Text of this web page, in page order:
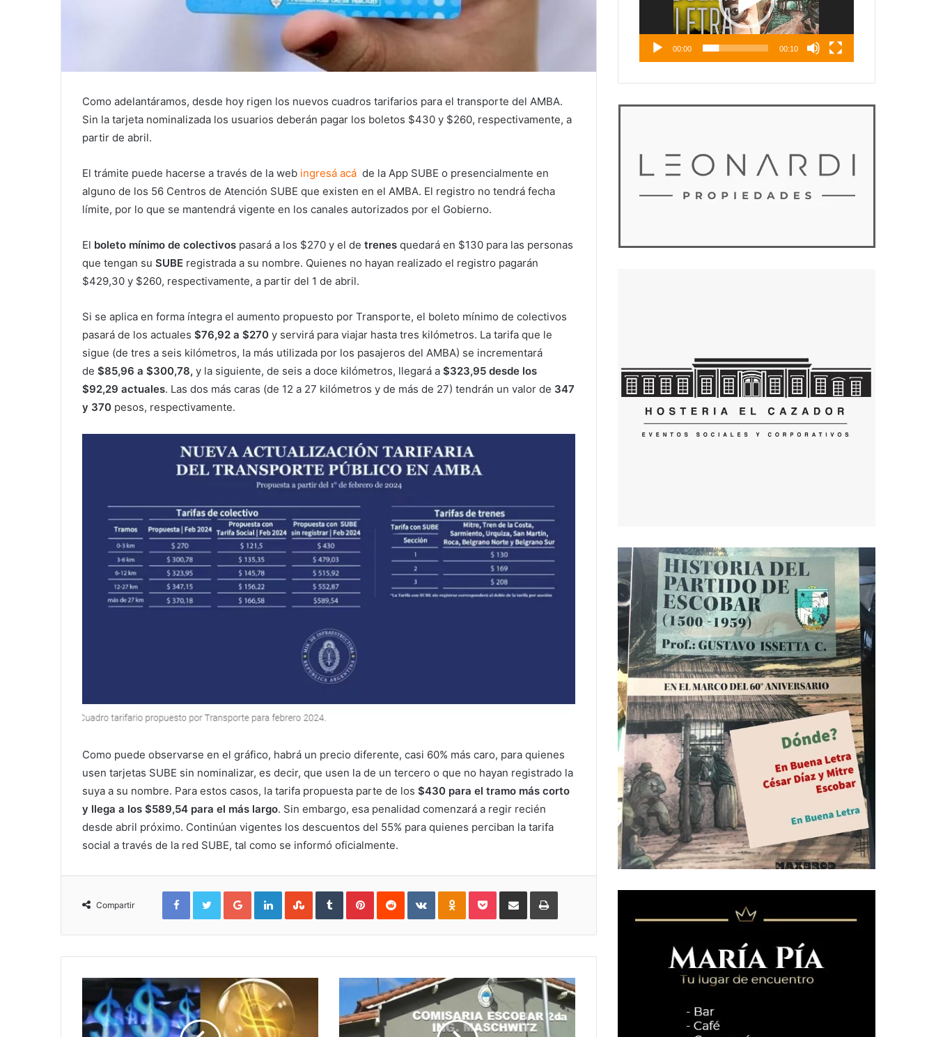
Como adelantáramos, desde hoy rigen los nuevos cuadros tarifarios para el transporte del AMBA.
Sin la tarjeta nominalizada los usuarios deberán pagar los boletos $430 y $260, respectivamente, a
partir de abril.
El trámite puede hacerse a través de la web ingresá acá de la App SUBE o presencialmente en
alguno de los 56 Centros de Atención SUBE que existen en el AMBA. El registro no tendrá fecha
límite, por lo que se mantendrá vigente en los canales autorizados por el Gobierno.
El boleto mínimo de colectivos pasará a los $270 y el de trenes quedará en $130 para las personas
que tengan su SUBE registrada a su nombre. Quienes no hayan realizado el registro pagarán
$429,30 y $260, respectivamente, a partir del 1 de abril.
Si se aplica en forma íntegra el aumento propuesto por Transporte, el boleto mínimo de colectivos
pasará de los actuales $76,92 a $270 y servirá para viajar hasta tres kilómetros. La tarifa que le
sigue (de tres a seis kilómetros, la más utilizada por los pasajeros del AMBA) se incrementará
de $85,96 a $300,78, y la siguiente, de seis a doce kilómetros, llegará a $323,95 desde los
$92,29 actuales. Las dos más caras (de 12 a 27 kilómetros y de más de 27) tendrán un valor de 347
y 370 pesos, respectivamente.
Como puede observarse en el gráfico, habrá un precio diferente, casi 60% más caro, para quienes
usen tarjetas SUBE sin nominalizar, es decir, que usen la de un tercero o que no hayan registrado la
suya a su nombre. Para estos casos, la tarifa propuesta parte de los $430 para el tramo más corto
y llega a los $589,54 para el más largo. Sin embargo, esa penalidad comenzará a regir recién
desde abril próximo. Continúan vigentes los descuentos del 55% para quienes perciban la tarifa
social a través de la red SUBE, tal como se informó oficialmente.
Compartir
FacebookTwitterGoogle+LinkedInStumbleUpon
TumblrPinterestReddit VKontakteOdnoklassniki
PocketCompartir
mail
Imprimir
00:00 00:10